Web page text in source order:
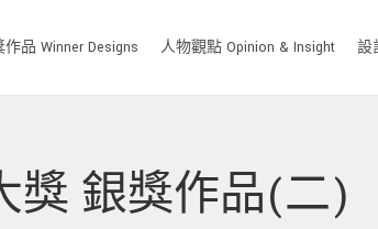
品 Winner Designs 人物觀點 Opinion & Insight 設
獎 銀獎作品(二)